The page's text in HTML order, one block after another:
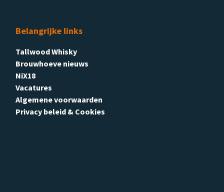
Belangrijke links
Tallwood Whisky
Brouwhoeve nieuws
NiX18
Vacatures
Algemene voorwaarden
Privacy beleid & Cookies